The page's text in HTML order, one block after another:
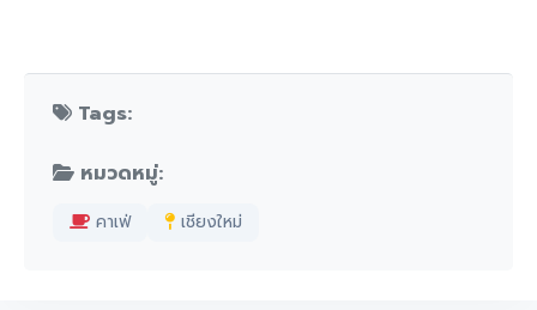
Tags:
หมวดหมู่:
คาเฟ่ เชียงใหม่